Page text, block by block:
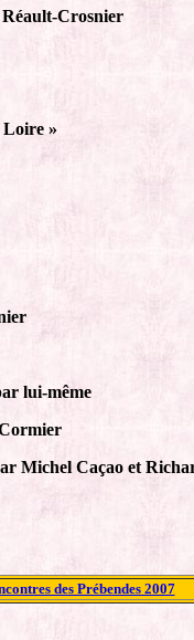
Crosnier
Loire »
lui-même
Michel Caçao et
des Prébendes 2007